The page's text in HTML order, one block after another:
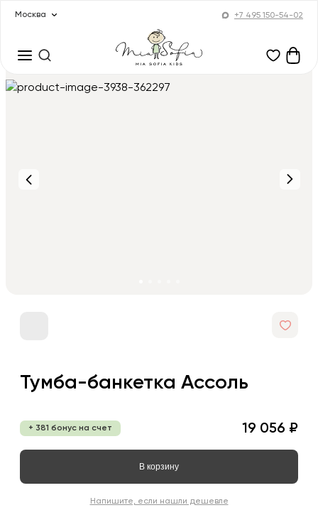
Москва +7 495 150-54-02
Тумба-банкетка Ассоль
+ 381 бонус на счет 19 056 ₽
В корзину
Напишите, если нашли дешевле